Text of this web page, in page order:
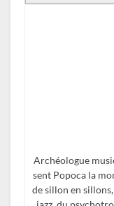
Archéologue
sent Popoca la
de sillon en